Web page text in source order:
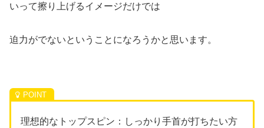
いって擦り上げるイメージだけでは
迫力がでないということになろうかと思います。
理想的なトップスピン：しっかり手首が打ちたい方